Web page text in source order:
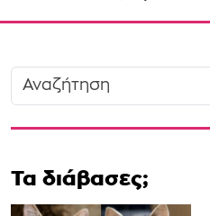
Τα διάβασες;